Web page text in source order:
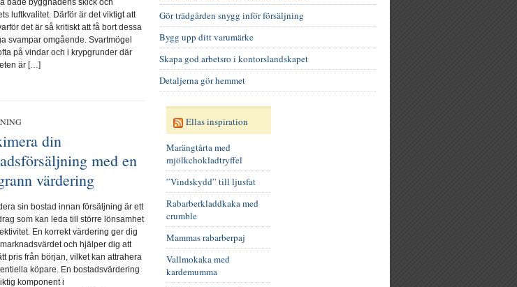
både byggnadens skick och
luftkvalitet. Därför är det viktigt att
det är så kritiskt att få bort dessa
svampar omgående. Svartmögel
på vindar och i krypgrunder där
är […]
din
med en
värdering
sin bostad innan försäljning är ett
som kan leda till större lönsamhet
En korrekt värdering ger dig
och hjälper dig att
pris från början, vilket kan attrahera
köpare. En bostadsvärdering
komponent i
Gör trädgården snygg inför försäljning
Bygg upp ditt varumärke
Skapa god arbetsro i kontorslandskapet
Detaljerna gör hemmet
Ellas inspiration
Marängtårta med
mjölkchokladtryffel
”Vindskydd” till ljusfat
Rabarberkladdkaka med
crumble
Mammas rabarberpaj
Vallmokaka med
kardemumma